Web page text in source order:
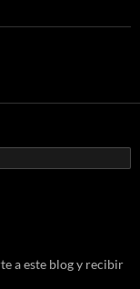
a este blog y recibir